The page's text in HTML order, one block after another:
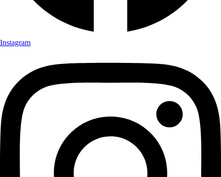
Instagram